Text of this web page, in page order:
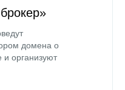
домена о
организуют